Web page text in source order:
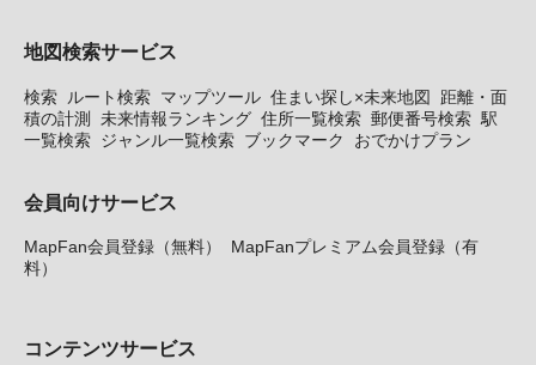
地図検索サービス
検索 ルート検索 マップツール 住まい探し×未来地図
距離・面
積の計測 未来情報ランキング 住所一覧検索 郵便番号検索 駅
一覧検索 ジャンル一覧検索 ブックマーク おでかけプラン
会員向けサービス
MapFan会員登録（無料）
MapFanプレミアム会員登録（有
料）
コンテンツサービス